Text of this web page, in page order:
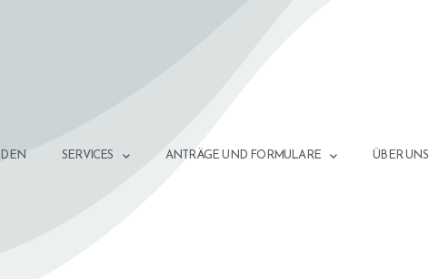
SERVICES ANTRÄGE UND FORMULARE ÜBER UNS